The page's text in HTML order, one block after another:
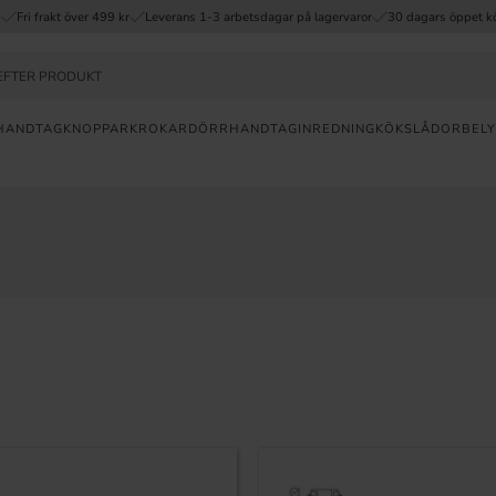
Fri frakt över 499 kr Leverans 1-3 arbetsdagar på lagervaror 30 dagars öppet
KNOPPAR KROKAR DÖRRHANDTAG INREDNING KÖKSLÅDOR
LEVERANS